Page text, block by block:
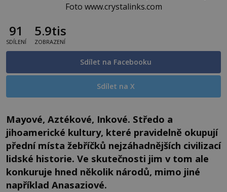
Foto www.crystalinks.com
91
SDÍLENÍ
5.9tis
ZOBRAZENÍ
Sdílet na Facebooku
Sdílet na X
Mayové, Aztékové, Inkové. Středo a
jihoamerické kultury, které pravidelně okupují
přední místa žebříčků nejzáhadnějších civilizací
lidské historie. Ve skutečnosti jim v tom ale
konkuruje hned několik národů, mimo jiné
například Anasaziové.